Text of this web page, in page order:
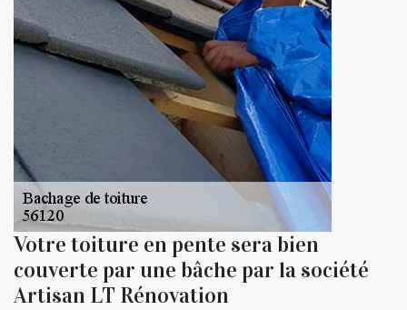
Votre toiture en pente sera bien
couverte par une bâche par la société
Artisan LT Rénovation